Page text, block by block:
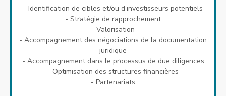
- Identification de cibles et/ou d’investisseurs potentiels
- Stratégie de rapprochement
- Valorisation
- Accompagnement des négociations de la documentation
juridique
- Accompagnement dans le processus de due diligences
- Optimisation des structures financières
- Partenariats